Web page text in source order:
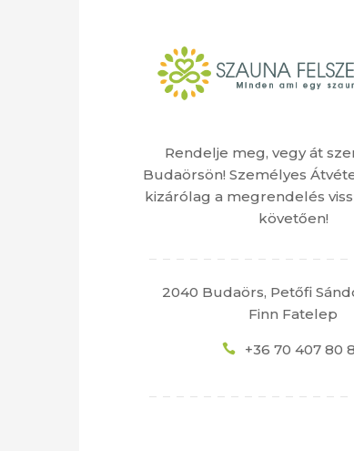
Rendelje meg, vegy át
Budaörsön! Személyes
kizárólag a megrendelés
követően!
2040 Budaörs, Petőfi
Finn Fatelep
+36 70 407 80